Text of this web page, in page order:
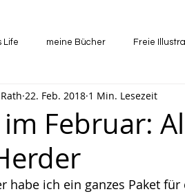
Life meine Bücher Freie
Februar:
22. Feb. 2018 1 Min. Lesezeit
habe ich ein ganzes Paket